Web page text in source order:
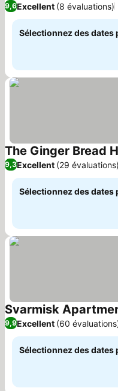
9,6Excellent (8 évaluations)
Sélectionnez des
The Ginger Bread
9,3Excellent (29 évaluations)
Sélectionnez des
Svarmisk
9,9Excellent (60
Sélectionnez des